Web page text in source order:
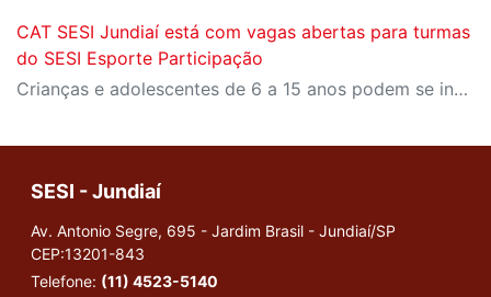
CAT SESI Jundiaí está com vagas abertas para turmas
do SESI Esporte Participação
Crianças e adolescentes de 6 a 15 anos podem se inscrever em modalidades esportivas como polo aquático, vôlei e handebol.
SESI - Jundiaí
Av. Antonio Segre, 695 - Jardim Brasil - Jundiaí/SP
CEP:13201-843
Telefone: (11) 4523-5140